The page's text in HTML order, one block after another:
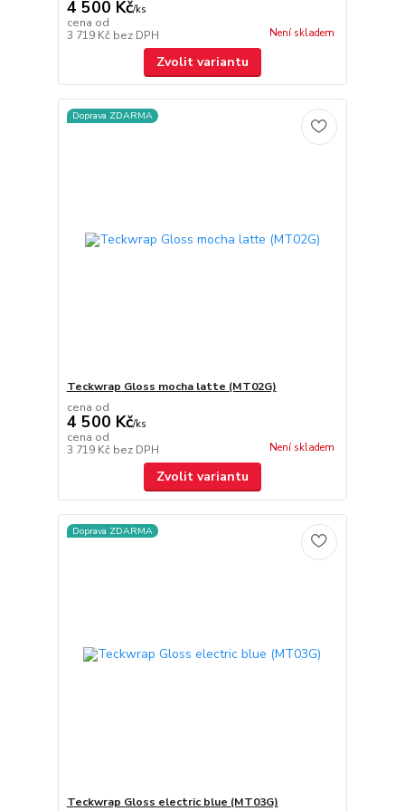
4 500 Kč/ks
cena od
3 719 Kč bez DPH Není skladem
Zvolit variantu
Doprava ZDARMA
Teckwrap Gloss mocha latte (MT02G)
cena od
4 500 Kč/ks
cena od
3 719 Kč bez DPH Není skladem
Zvolit variantu
Doprava ZDARMA
Teckwrap Gloss electric blue (MT03G)